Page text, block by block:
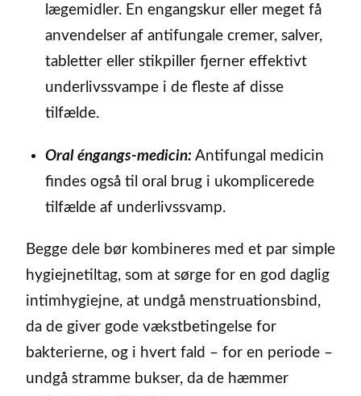
lægemidler. En engangskur eller meget få
anvendelser af antifungale cremer, salver,
tabletter eller stikpiller fjerner effektivt
underlivssvampe i de fleste af disse
tilfælde.
Oral éngangs-medicin: Antifungal medicin
findes også til oral brug i ukomplicerede
tilfælde af underlivssvamp.
Begge dele bør kombineres med et par simple
hygiejnetiltag, som at sørge for en god daglig
intimhygiejne, at undgå menstruationsbind,
da de giver gode vækstbetingelse for
bakterierne, og i hvert fald – for en periode –
undgå stramme bukser, da de hæmmer